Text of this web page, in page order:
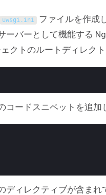
uwsgi. ini ファイルを作成
ーバーとして機能する
クトのルートディレク
コードスニペットを追加
ディレクティブが含ま